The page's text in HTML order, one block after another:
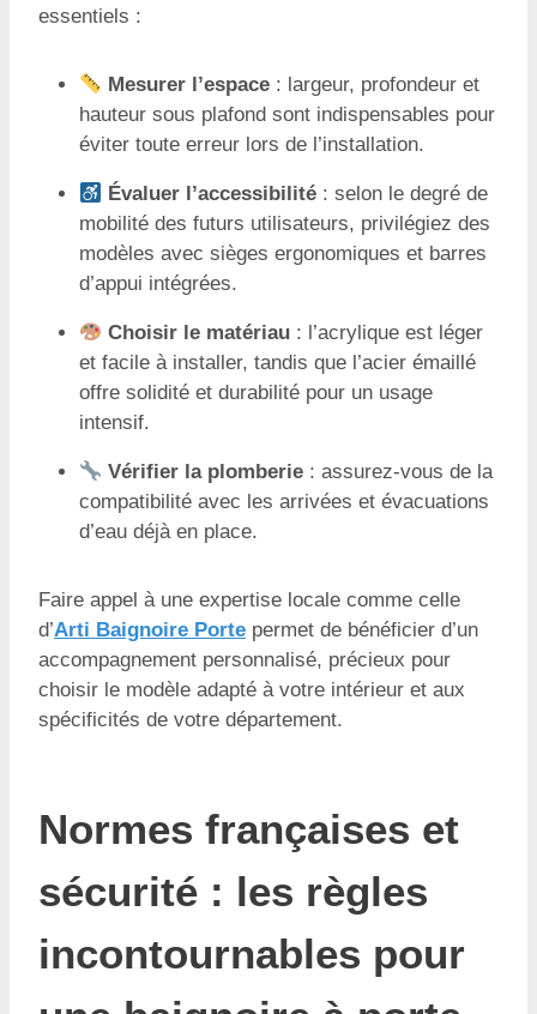
essentiels :
Mesurer l’espace : largeur, profondeur et
hauteur sous plafond sont indispensables pour
éviter toute erreur lors de l’installation.
Évaluer l’accessibilité : selon le degré de
mobilité des futurs utilisateurs, privilégiez des
modèles avec sièges ergonomiques et barres
d’appui intégrées.
Choisir le matériau : l’acrylique est léger
et facile à installer, tandis que l’acier émaillé
offre solidité et durabilité pour un usage
intensif.
Vérifier la plomberie : assurez-vous de la
compatibilité avec les arrivées et évacuations
d’eau déjà en place.
Faire appel à une expertise locale comme celle
d’Arti Baignoire Porte permet de bénéficier d’un
accompagnement personnalisé, précieux pour
choisir le modèle adapté à votre intérieur et aux
spécificités de votre département.
Normes françaises et
sécurité : les règles
incontournables pour